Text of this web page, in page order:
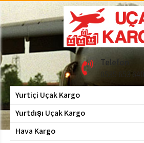
Skip
to
content
Hava Kargo |
| 0535 653
Uçak Kargo Telefon
0535 653
Yurtiçi Uçak Kargo
Yurtdışı Uçak Kargo
Hava Kargo